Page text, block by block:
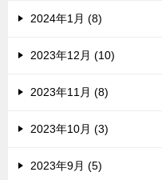
2024年1月 (8)
2023年12月 (10)
2023年11月 (8)
2023年10月 (3)
2023年9月 (5)